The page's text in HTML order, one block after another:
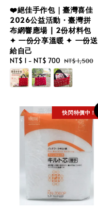
❤️絕佳手作包｜臺灣喜佳
2026公益活動・臺灣拼
布網響應場 | 2份材料包
✦ 一份分享溫暖 ✦ 一份送
給自己
Sale
price
NT$ 1 - NT$ 700 Regular
price
NT$ 1,500
快閃特價中！